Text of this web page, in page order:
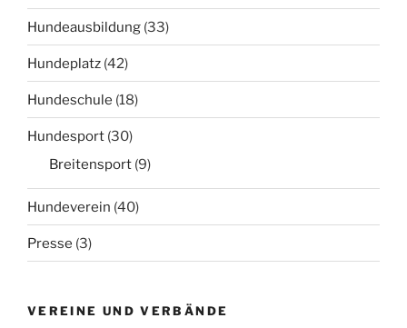
Hundeausbildung (33)
Hundeplatz (42)
Hundeschule (18)
Hundesport (30)
Breitensport (9)
Hundeverein (40)
Presse (3)
VEREINE UND VERBÄNDE